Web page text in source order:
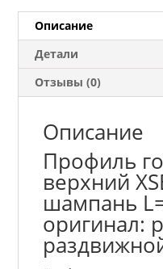
L=5.1м
оригинал
Описание
Детали
Отзывы (0)
Описание
Профиль
верхний
шампань
оригинал: